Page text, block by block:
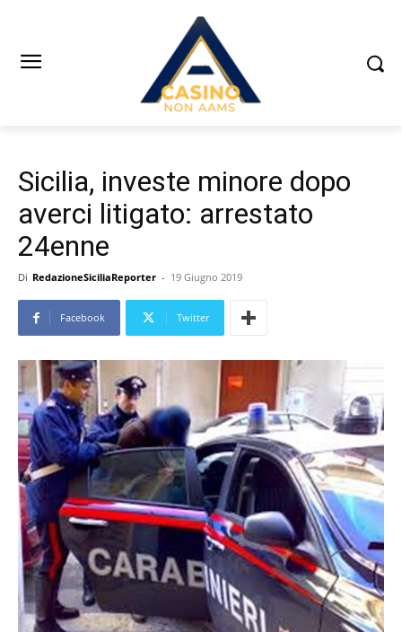
Sicilia, investe minore dopo
averci litigato: arrestato
24enne
Di RedazioneSiciliaReporter - 19 Giugno 2019
Facebook Twitter